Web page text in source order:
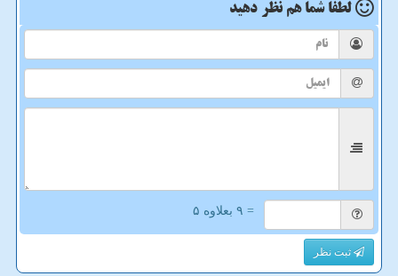
لطفا شما هم نظر دهید
= ۹ بعلاوه ۵
ثبت نظر